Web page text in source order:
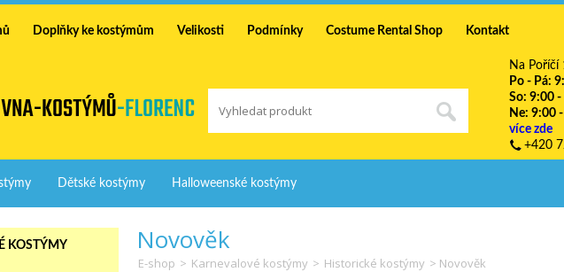
Doplňky ke kostýmům Velikosti Podmínky Costume Rental Shop Kontakt
Na Poříčí
Po - Pá:
So: 9:00
Ne: 9:00
více zde
+420
Dětské kostýmy Halloweenské kostýmy
KOSTÝMY Novověk
E-shop > Karnevalové kostýmy > Historické kostýmy > Novověk